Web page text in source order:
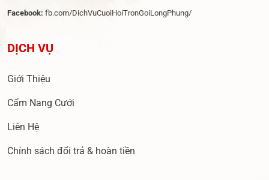
Facebook: fb.com/DichVuCuoiHoiTronGoiLongPhung/
DỊCH VỤ
Giới Thiệu
Cẩm Nang Cưới
Liên Hệ
Chính sách đổi trả & hoàn tiền